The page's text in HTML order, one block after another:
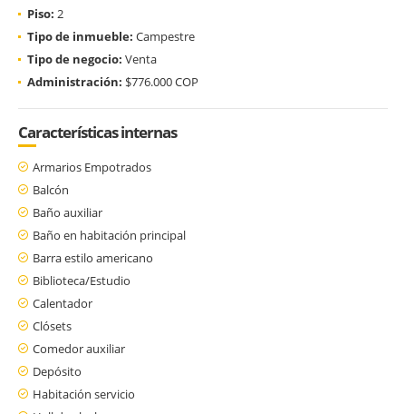
Piso: 2
Tipo de inmueble: Campestre
Tipo de negocio: Venta
Administración: $776.000 COP
Características internas
Armarios Empotrados
Balcón
Baño auxiliar
Baño en habitación principal
Barra estilo americano
Biblioteca/Estudio
Calentador
Clósets
Comedor auxiliar
Depósito
Habitación servicio